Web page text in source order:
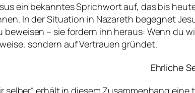
ein bekanntes Sprichwort auf, das bis
In der Situation in Nazareth begegnet
beweisen – sie fordern ihn heraus: Wenn du
sondern auf Vertrauen gründet.
Ehrliche
selber“ erhält in diesem Zusammenhang